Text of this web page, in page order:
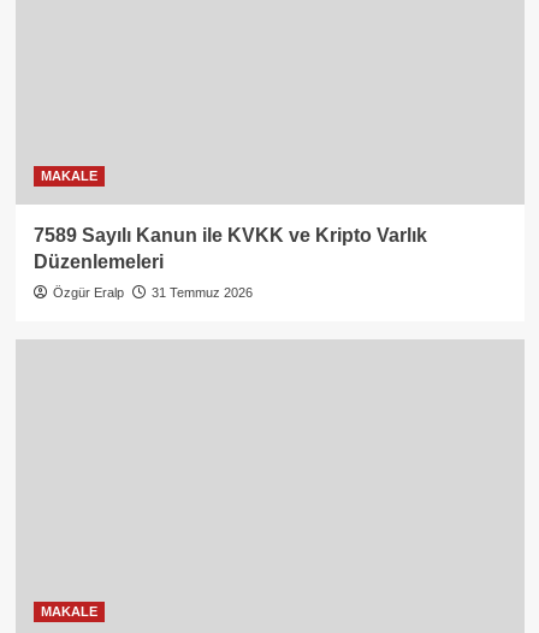
MAKALE
7589 Sayılı Kanun ile KVKK ve Kripto Varlık
Düzenlemeleri
Özgür Eralp 31 Temmuz 2026
MAKALE